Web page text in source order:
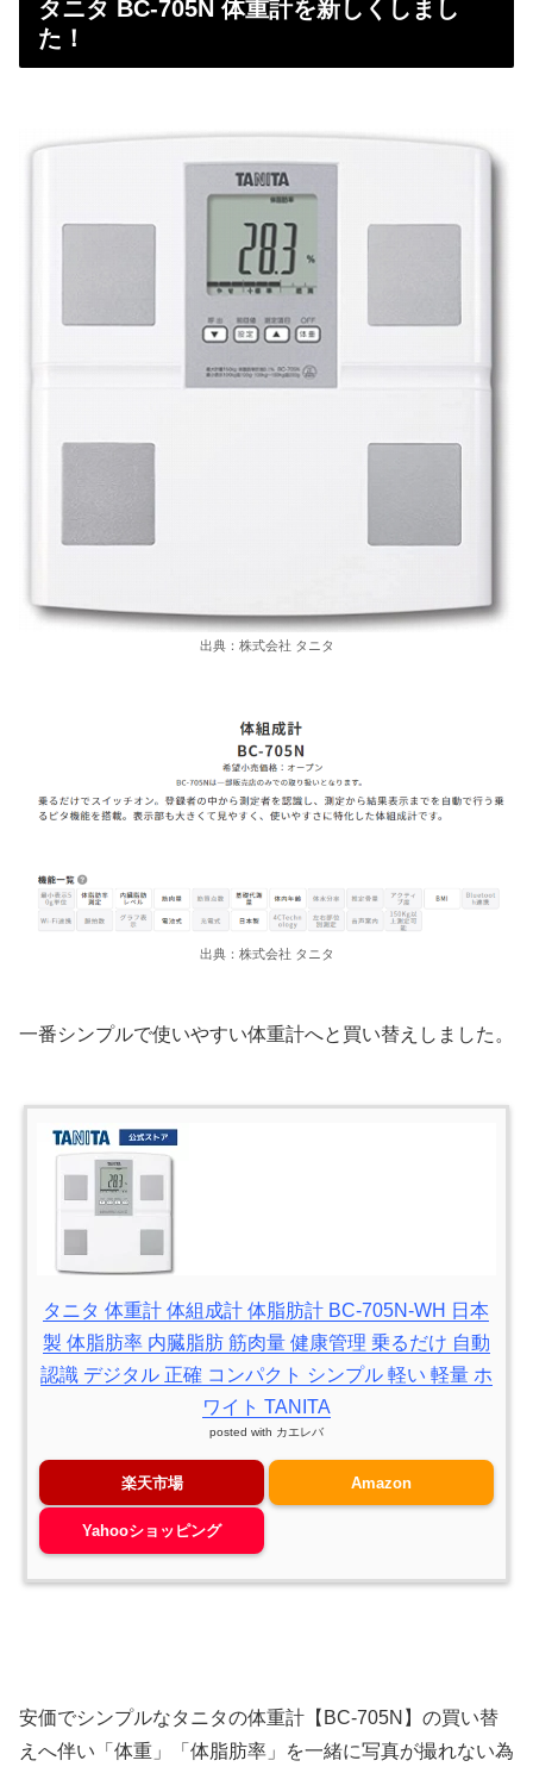
タニタ BC-705N 体重計を新しくしまし
た！
出典：株式会社 タニタ
出典：株式会社 タニタ
一番シンプルで使いやすい体重計へと買い替えしました。
タニタ 体重計 体組成計 体脂肪計 BC-705N-WH 日本
製 体脂肪率 内臓脂肪 筋肉量 健康管理 乗るだけ 自動
認識 デジタル 正確 コンパクト シンプル 軽い 軽量 ホ
ワイト TANITA
posted with カエレバ
楽天市場 Amazon
Yahooショッピング
安価でシンプルなタニタの体重計【BC-705N】の買い替
えへ伴い「体重」「体脂肪率」を一緒に写真が撮れない為